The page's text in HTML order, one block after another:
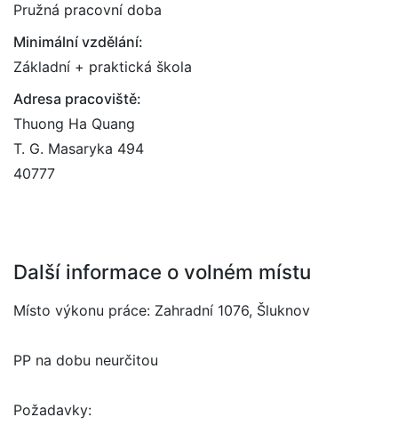
Pružná pracovní doba
Minimální vzdělání:
Základní + praktická škola
Adresa pracoviště:
Thuong Ha Quang
T. G. Masaryka 494
40777
Další informace o volném místu
Místo výkonu práce: Zahradní 1076, Šluknov
PP na dobu neurčitou
Požadavky: